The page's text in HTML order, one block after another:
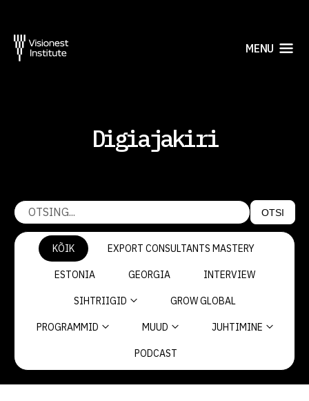
MENU
Digiajakiri
OTSI
KÕIK EXPORT CONSULTANTS MASTERY
ESTONIA GEORGIA INTERVIEW
SIHTRIIGID GROW GLOBAL
PROGRAMMID MUUD JUHTIMINE
PODCAST